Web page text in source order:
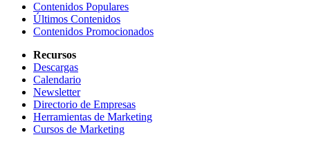
Contenidos Populares
Últimos Contenidos
Contenidos Promocionados
Recursos
Descargas
Calendario
Newsletter
Directorio de Empresas
Herramientas de Marketing
Cursos de Marketing